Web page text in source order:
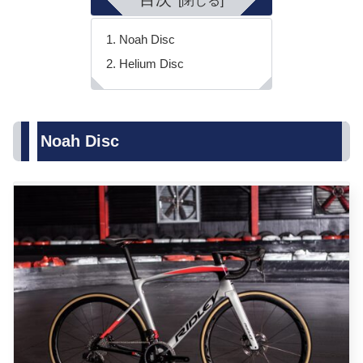
Noah Disc
Helium Disc
Noah Disc